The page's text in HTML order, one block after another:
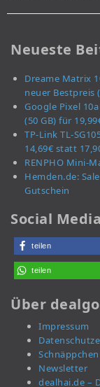
Neueste
Dreame Matrix
neuer Bestpreis
Google Pixel
(50 GB) für
TP-Link TL-
14,69€ statt
RENPHO Mini-
Hemden.de:
Gutschein
Social
teilen
teilen
Über
Impressum
Newsletter
dealhai.de –